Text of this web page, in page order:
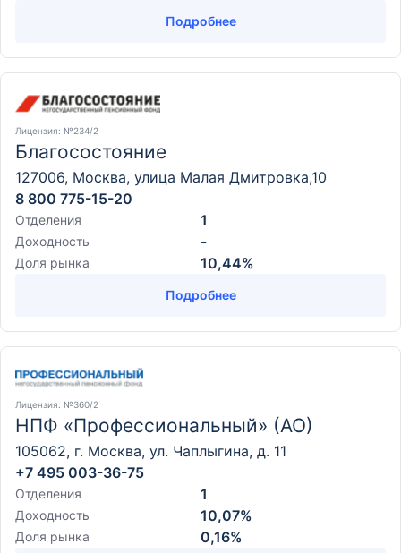
Подробнее
Лицензия: №234/2
Благосостояние
127006, Москва, улица Малая Дмитровка,10
8 800 775-15-20
Отделения 1
Доходность -
Доля рынка 10,44%
Подробнее
Лицензия: №360/2
НПФ «Профессиональный» (АО)
105062, г. Москва, ул. Чаплыгина, д. 11
+7 495 003-36-75
Отделения 1
Доходность 10,07%
Доля рынка 0,16%